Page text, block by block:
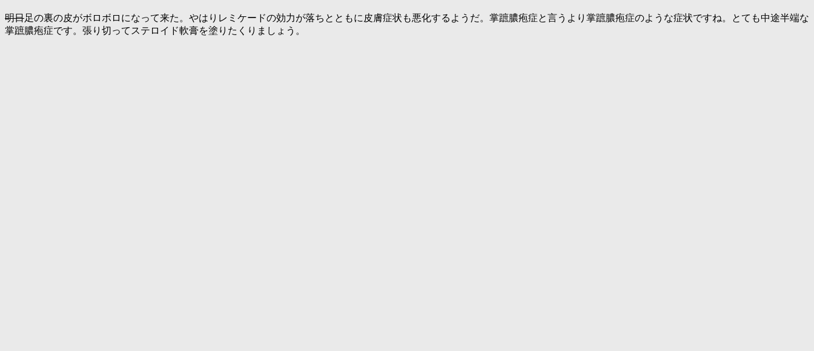
明日足の裏の皮がボロボロになって来た。やはりレミケードの効力が落ちとともに皮膚症状も悪化するようだ。掌蹠膿疱症と言うより掌蹠膿疱症のような症状ですね。とても中途半端な
掌蹠膿疱症です。張り切ってステロイド軟膏を塗りたくりましょう。